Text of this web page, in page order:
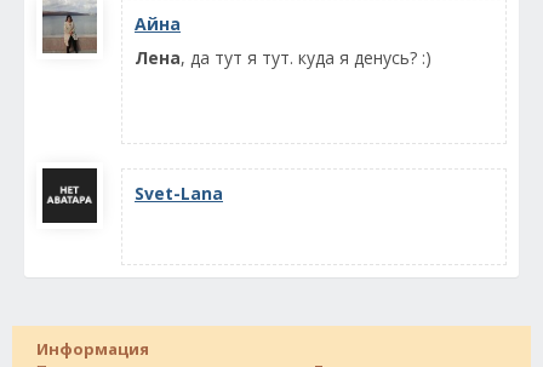
Айна
Лена, да тут я тут. куда я денусь? :)
Svet-Lana
Информация